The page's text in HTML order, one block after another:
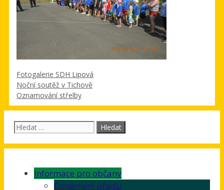
Rubriky
Fotogalerie SDH Lipová
Noční soutěž v Tichově
Oznamování střelby
Hledat:
Informace pro občany
Oznámení úřadu